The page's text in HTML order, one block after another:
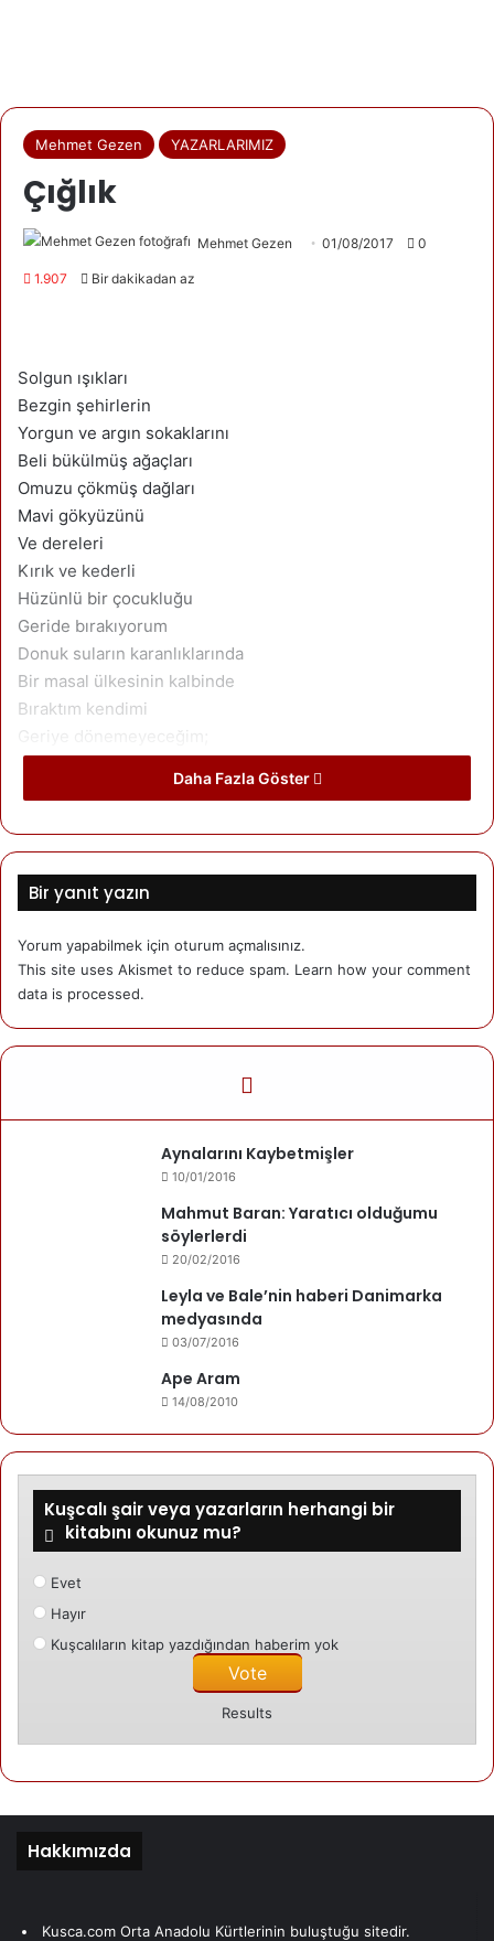
Mehmet Gezen YAZARLARIMIZ
Çığlık
Mehmet Gezen 01/08/2017 0
1.907 Bir dakikadan az
Solgun ışıkları
Bezgin şehirlerin
Yorgun ve argın sokaklarını
Beli bükülmüş ağaçları
Omuzu çökmüş dağları
Mavi gökyüzünü
Ve dereleri
Kırık ve kederli
Hüzünlü bir çocukluğu
Geride bırakıyorum
Donuk suların karanlıklarında
Bir masal ülkesinin kalbinde
Bıraktım kendimi
Geriye dönemeyeceğim;
Ötesine geçtim bir hayatın…
Taşta gül olmak için,
O kadar çok sustuklarim vardı ki …
Yazarımız
Yazarın yazıları
06/01/2025
16/11/2024
Mevzu yokluğun
08/09/2024
Narîn
Mehmet Gezen
24/04/2024
Daha Fazla Göster
Bir yanıt yazın
Yorum yapabilmek için oturum açmalısınız.
This site uses Akismet to reduce spam. Learn how your comment
data is processed.
Aynalarını Kaybetmişler
10/01/2016
Mahmut Baran: Yaratıcı olduğumu
söylerlerdi
20/02/2016
Leyla ve Bale’nin haberi Danimarka
medyasında
03/07/2016
Ape Aram
14/08/2010
Kuşcalı şair veya yazarların herhangi bir
kitabını okunuz mu?
Evet
Hayır
Kuşcalıların kitap yazdığından haberim yok
Results
Hakkımızda
Kusca.com Orta Anadolu Kürtlerinin buluştuğu sitedir.